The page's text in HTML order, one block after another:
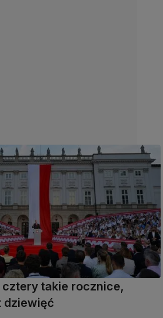
takie rocznice,
dziewięć